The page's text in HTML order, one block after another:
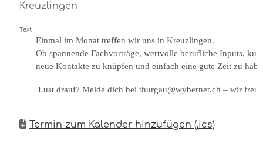
Kreuzlingen
Text
Einmal im Monat treffen wir uns in Kreuzlingen.
Ob spannende Fachvorträge, wertvolle berufliche Inputs,
neue Kontakte zu knüpfen und einfach eine gute Zeit zu
Lust drauf? Melde dich bei thurgau@wybernet.ch – wir
Termin zum Kalender hinzufügen (.ics)